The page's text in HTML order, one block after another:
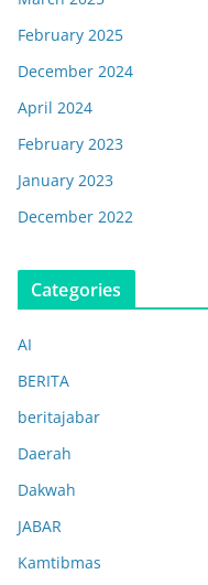
February 2025
December 2024
April 2024
February 2023
January 2023
December 2022
Categories
AI
BERITA
beritajabar
Daerah
Dakwah
JABAR
Kamtibmas